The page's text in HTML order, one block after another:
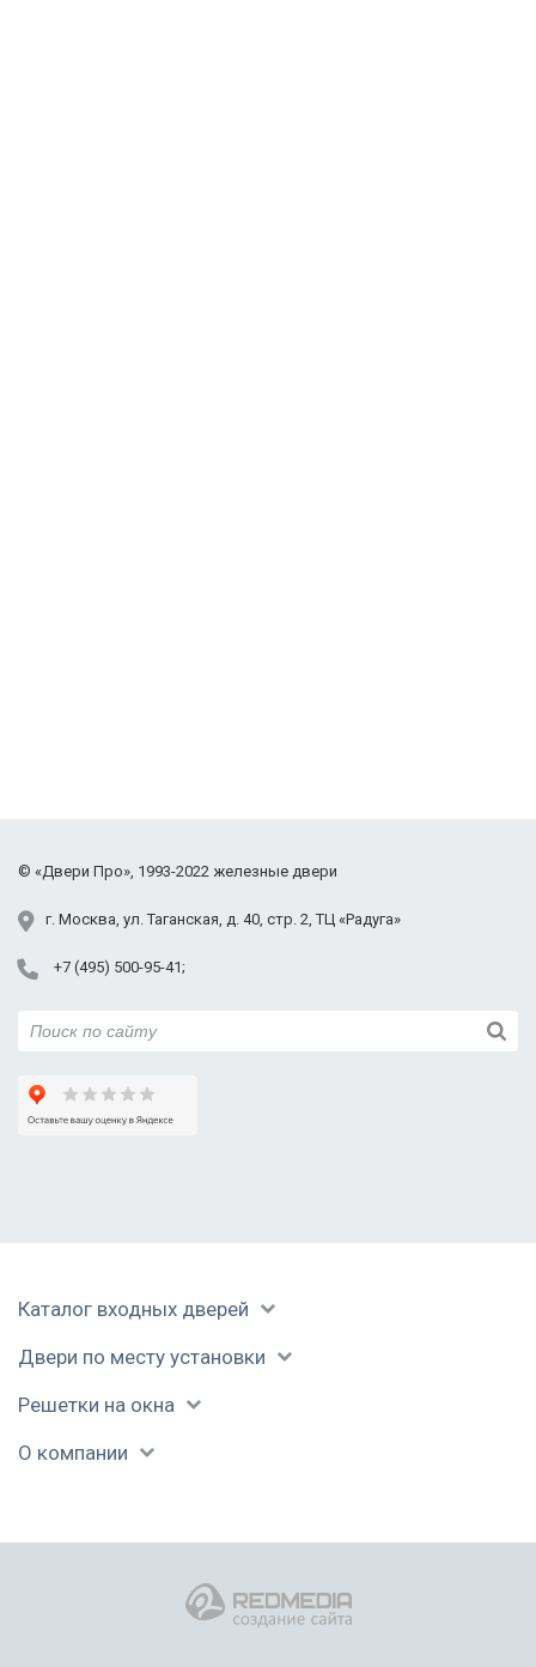
г. Москва, ул. Таганская, д. 40, стр. 2, ТЦ «Радуга»
+7 (495) 500-95-41
© «Двери Про», 1993-2022 железные двери
Каталог входных дверей
Двери по месту установки
Решетки на окна
О компании